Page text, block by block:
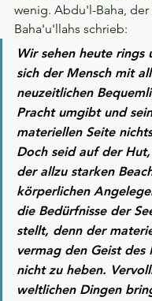
wenig. Abdu'l-Baha, der
Baha'u'llahs schrieb:
Wir sehen heute rings
sich der Mensch mit
neuzeitlichen
Pracht umgibt und
materiellen Seite
Doch seid auf der
der allzu starken
körperlichen
die Bedürfnisse der
stellt, denn der
vermag den Geist des
nicht zu heben.
weltlichen Dingen